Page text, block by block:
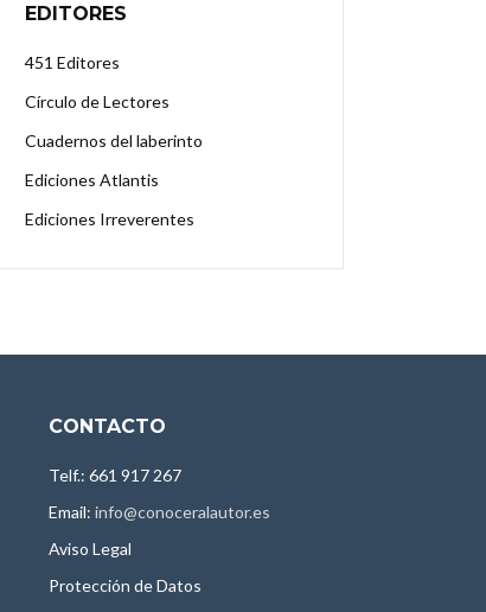
EDITORES
451 Editores
Círculo de Lectores
Cuadernos del laberinto
Ediciones Atlantis
Ediciones Irreverentes
CONTACTO
Telf.: 661 917 267
Email: info@conoceralautor.es
Aviso Legal
Protección de Datos